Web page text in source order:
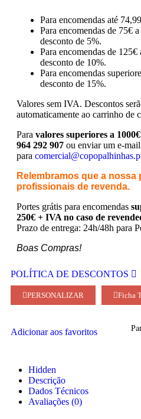
Para encomendas até
Para encomendas de 75€
desconto de 5%.
Para encomendas de
desconto de 10%.
Para encomendas
desconto de 15%.
Valores sem IVA. Descontos
automaticamente ao carrinho de
Para valores superiores a
964 292 907 ou enviar um e-mail
para
Relembramos que a nossa
profissionais de revenda.
Portes grátis para encomendas
250€ + IVA no caso de
Prazo de entrega: 24h/48h para
Boas Compras!
POLÍTICA DE DESCONTOS
PERSONALIZAR Ficha
Adicionar aos favoritos
Hidden
Descrição
Dados Técnicos
Avaliações (0)